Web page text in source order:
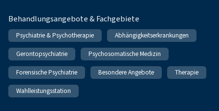
Behandlungsangebote & Fachgebiete
Psychiatrie & Psychotherapie Abhängigkeitserkrankungen
Gerontopsychiatrie Psychosomatische Medizin
Forensische Psychiatrie Besondere Angebote Therapie
Wahlleistungsstation